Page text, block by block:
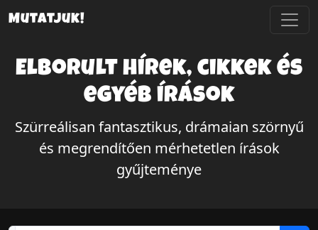
Mutatjuk!
Elborult hírek, cikkek és
egyéb írások
Szürreálisan fantasztikus, drámaian szörnyű
és megrendítően mérhetetlen írások
gyűjteménye